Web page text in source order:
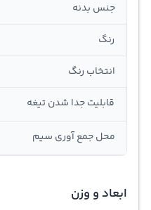
جنس بدنه
رنگ
انتخاب رنگ
قابلیت جدا شدن تیغه
محل جمع ‌آوری سیم
ابعاد و وزن